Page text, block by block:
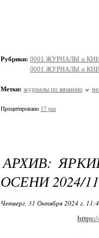
Рубрики: 0001 ЖУРНАЛЫ и
0001 ЖУРНАЛЫ и
Метки: журналы по вязанию
Процитировано 17 раз
АРХИВ:
ОСЕНИ 2024/11
Четверг, 31 Октября 2024 г.